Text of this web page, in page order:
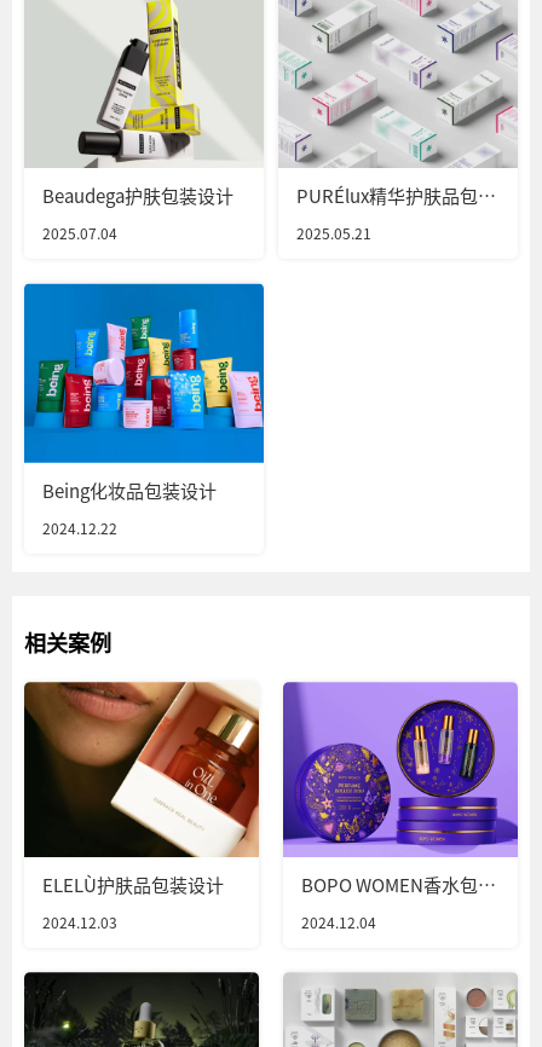
Beaudega护肤包装设计
2025.07.04
PURÉlux精华护肤品包装
2025.05.21
Being化妆品包装设计
2024.12.22
相关案例
ELELÙ护肤品包装设计
2024.12.03
BOPO WOMEN香水包装
2024.12.04